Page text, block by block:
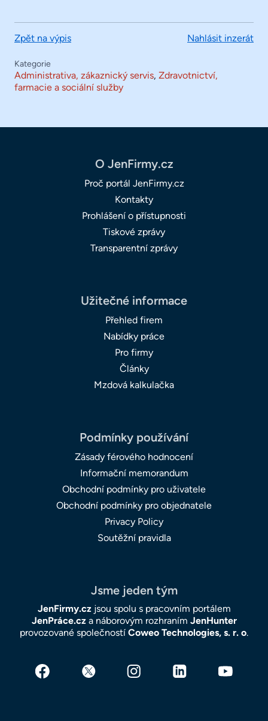
Zpět na výpis Nahlásit inzerát
Kategorie
Administrativa, zákaznický servis, Zdravotnictví,
farmacie a sociální služby
O JenFirmy.cz
Proč portál JenFirmy.cz
Kontakty
Prohlášení o přístupnosti
Tiskové zprávy
Transparentní zprávy
Užitečné informace
Přehled firem
Nabídky práce
Pro firmy
Články
Mzdová kalkulačka
Podmínky používání
Zásady férového hodnocení
Informační memorandum
Obchodní podmínky pro uživatele
Obchodní podmínky pro objednatele
Privacy Policy
Soutěžní pravidla
Jsme jeden tým
JenFirmy.czjsou spolu s pracovním portálem
JenPráce.cza náborovým rozhraním JenHunter
provozované společností Coweo Technologies, s. r. o.